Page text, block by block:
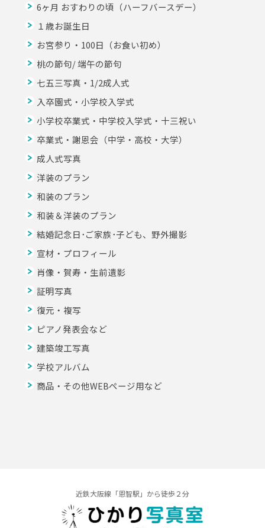
6ヶ月 おすわりの頃（ハーフバースデー）
１歳お誕生日
お宮参り・100日（お食い初め）
桃の節句/ 端午の節句
七五三写真・1/2成人式
入卒園式・小学校入学式
小学校卒業式・中学校入学式・十三祝い
卒業式・謝恩会（中学・高校・大学）
成人式写真
洋装のプラン
和装のプラン
和装＆洋装のプラン
結婚記念日･ご家族･子ども、野外撮影
宣材・プロフィール
肖像・賀寿・生前遺影
証明写真
復元・複写
ピアノ発表会など
建築竣工写真
学校アルバム
商品・その他WEBページ用など
近鉄大阪線「恩智駅」から徒歩２分